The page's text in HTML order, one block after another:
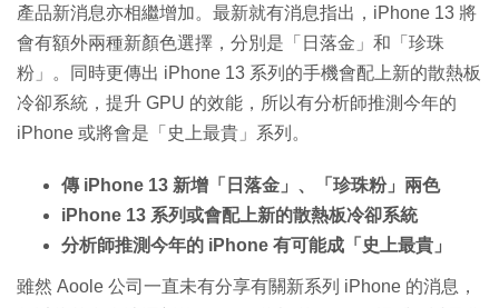
產品新消息亦相繼增加。最新就有消息指出，iPhone 13 將
會有額外兩種新顏色選擇，分別是「日落金」和「珍珠
粉」。同時更傳出 iPhone 13 系列的手機會配上新的散熱板
冷卻系統，提升 GPU 的效能，所以有分析師推測今年的
iPhone 或將會是「史上最貴」系列。
傳 iPhone 13 新增「日落金」、「珍珠粉」兩色
iPhone 13 系列或會配上新的散熱板冷卻系統
分析師推測今年的 iPhone 有可能成「史上最貴」
雖然 Aoole 公司一直未有分享有關新系列 iPhone 的消息，